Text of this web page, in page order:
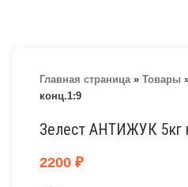
Главная страница» Товары
конц.1:9
Зелест АНТИЖУК 5кг
2200 ₽